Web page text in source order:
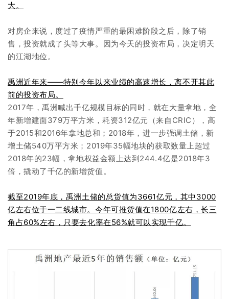
大。
对房企来说，度过了疫情严重的最困难阶段之后，除了销
售，投资就成了头等大事。因为今天的投资布局，决定明天
的江湖地位。
禹洲近年来——特别今年以来业绩的高速增长，离不开其此
前的投资布局。
2017年，禹洲喊出千亿规模目标的同时，就在大量拿地，全
年新增建面379万平方米，耗资312亿元（来自CRIC），高
于2015和2016年拿地总和；2018年，进一步强调土储，新
增土储540万平方米；2019年35幅地块的获取数量上超过
2018年的23幅，拿地权益金额上达到244.4亿是2018年3
倍，撬动了千亿的新增货值。
截至2019年底，禹洲土储的总货值为3661亿元，其中3000
亿左右位于一二线城市。今年可推货值在1800亿左右，长三
角占60%左右，只要去化率在56%就可以实现千亿。